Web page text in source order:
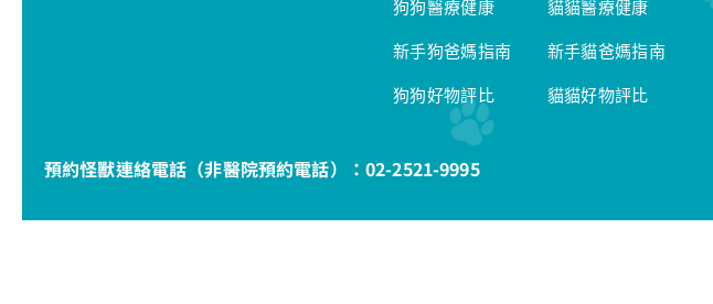
狗狗醫療健康
新手狗爸媽指南
狗狗好物評比
貓貓醫療健康
新手貓爸媽指南
貓貓好物評比
預約怪獸連絡電話（非醫院預約電話）： 02-2521-9995